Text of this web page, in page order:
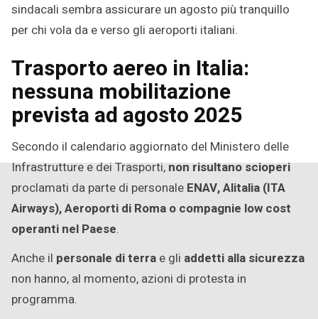
sindacali sembra assicurare un agosto più tranquillo
per chi vola da e verso gli aeroporti italiani.
Trasporto aereo in Italia:
nessuna mobilitazione
prevista ad agosto 2025
Secondo il calendario aggiornato del Ministero delle
Infrastrutture e dei Trasporti,non risultano scioperi
proclamati da parte di personale ENAV, Alitalia (ITA
Airways), Aeroporti di Roma o compagnie low cost
operanti nel Paese.
Anche il personale di terra e gli addetti alla sicurezza
non hanno, al momento, azioni di protesta in
programma.